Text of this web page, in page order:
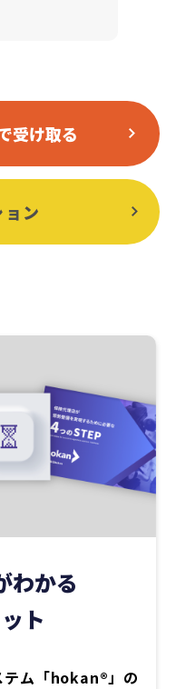
受け取る
ン
わかる
ト
テム「hokan®︎」の